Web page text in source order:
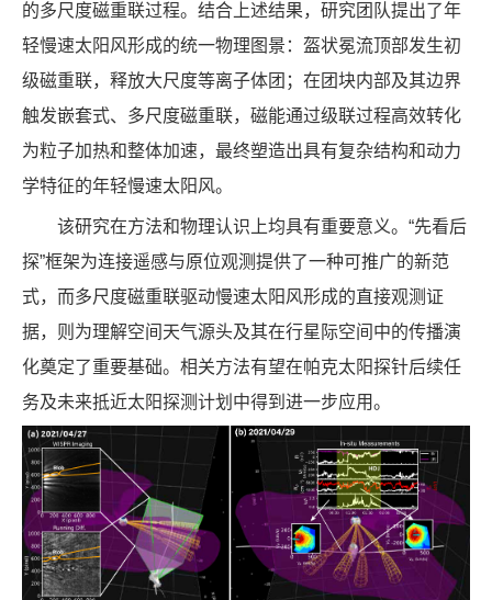
的多尺度磁重联过程。结合上述结果，研究团队提出了年
轻慢速太阳风形成的统一物理图景：盔状冕流顶部发生初
级磁重联，释放大尺度等离子体团；在团块内部及其边界
触发嵌套式、多尺度磁重联，磁能通过级联过程高效转化
为粒子加热和整体加速，最终塑造出具有复杂结构和动力
学特征的年轻慢速太阳风。
该研究在方法和物理认识上均具有重要意义。“先看后
探”框架为连接遥感与原位观测提供了一种可推广的新范
式，而多尺度磁重联驱动慢速太阳风形成的直接观测证
据，则为理解空间天气源头及其在行星际空间中的传播演
化奠定了重要基础。相关方法有望在帕克太阳探针后续任
务及未来抵近太阳探测计划中得到进一步应用。